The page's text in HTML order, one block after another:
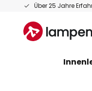
Über 25 Jahre
Zum
springen